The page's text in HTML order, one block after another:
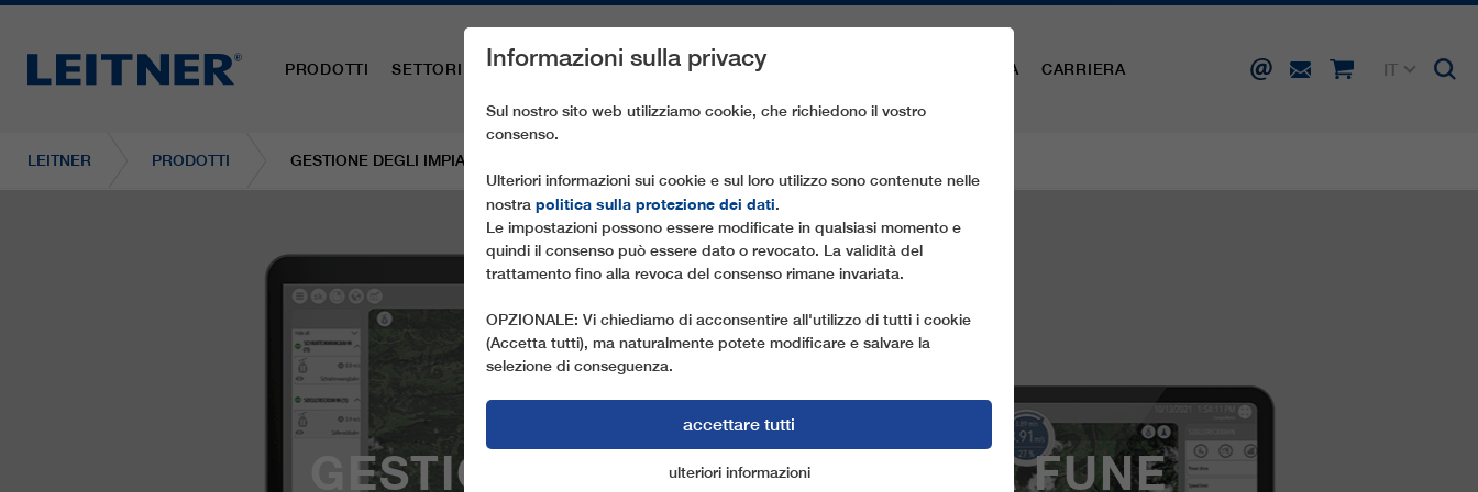
PRODOTTI SETTORI PEZZI DI RICAMBIO ASSISTENZA CLIENTI STAMPA CARRIERA
IT
LEITNER PRODOTTI GESTIONE DEGLI IMPIANTI A FUNE
GESTIONE DEGLI IMPIANTI A FUNE
Informazioni sulla privacy
Sul nostro sito web utilizziamo cookie, che richiedono il vostro
consenso.
Ulteriori informazioni sui cookie e sul loro utilizzo sono contenute nelle
nostra politica sulla protezione dei dati.
Le impostazioni possono essere modificate in qualsiasi momento e
quindi il consenso può essere dato o revocato. La validità del
trattamento fino alla revoca del consenso rimane invariata.
OPZIONALE: Vi chiediamo di acconsentire all'utilizzo di tutti i cookie
(Accetta tutti), ma naturalmente potete modificare e salvare la
selezione di conseguenza.
accettare tutti
cookie di marketing
ulteriori informazioni